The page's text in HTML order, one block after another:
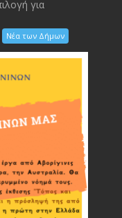
για
Νέα των Δήμων